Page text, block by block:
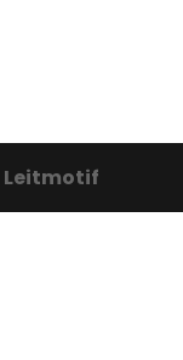
Leitmotif